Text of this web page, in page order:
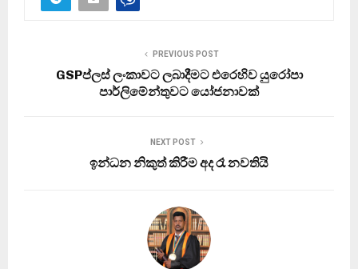
PREVIOUS POST
GSPප්ලස් ලංකාවට ලබාදීමට එරෙහිව යුරෝපා
පාර්ලිමේන්තුවට යෝජනාවක්
NEXT POST
ඉන්ධන නිකුත් කිරීම අද රෑ නවතියි